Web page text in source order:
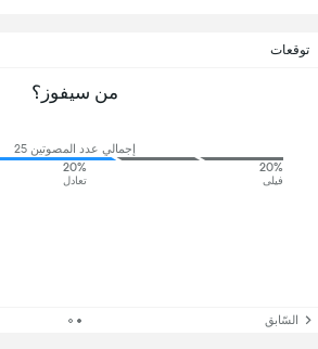
توقعات
من سيفوز؟
إجمالي عدد المصوتين 25
20%
فيلى
20%
تعادل
السّابق